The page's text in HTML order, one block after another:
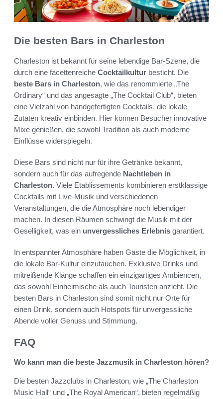
Die besten Bars in Charleston
Charleston ist bekannt für seine lebendige Bar-Szene, die
durch eine facettenreiche Cocktailkultur besticht. Die
beste Bars in Charleston, wie das renommierte „The
Ordinary“ und das angesagte „The Cocktail Club“, bieten
eine Vielzahl von handgefertigten Cocktails, die lokale
Zutaten kreativ einbinden. Hier können Besucher innovative
Mixe genießen, die sowohl Tradition als auch moderne
Einflüsse widerspiegeln.
Diese Bars sind nicht nur für ihre Getränke bekannt,
sondern auch für das aufregende Nachtleben in
Charleston. Viele Etablissements kombinieren erstklassige
Cocktails mit Live-Musik und verschiedenen
Veranstaltungen, die die Atmosphäre noch lebendiger
machen. In diesen Räumen schwingt die Musik mit der
Geselligkeit, was ein unvergessliches Erlebnis garantiert.
In entspannter Atmosphäre haben Gäste die Möglichkeit, in
die lokale Bar-Kultur einzutauchen. Exklusive Drinks und
mitreißende Klänge schaffen ein einzigartiges Ambiencen,
das sowohl Einheimische als auch Touristen anzieht. Die
besten Bars in Charleston sind somit nicht nur Orte für
einen Drink, sondern auch Hotspots für unvergessliche
Abende voller Genuss und Stimmung.
FAQ
Wo kann man die beste Jazzmusik in Charleston hören?
Die besten Jazzclubs in Charleston, wie „The Charleston
Music Hall“ und „The Royal American“, bieten regelmäßig